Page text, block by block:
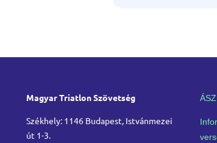
Magyar Triatlon Szövetség
Székhely: 1146 Budapest, Istvánmezei
út 1-3.